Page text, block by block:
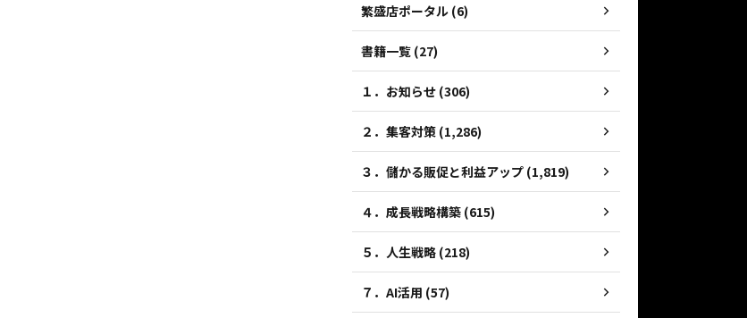
繁盛店ポータル (6)
書籍一覧 (27)
１．お知らせ (306)
２．集客対策 (1,286)
３．儲かる販促と利益アップ (1,819)
４．成長戦略構築 (615)
５．人生戦略 (218)
７．AI活用 (57)